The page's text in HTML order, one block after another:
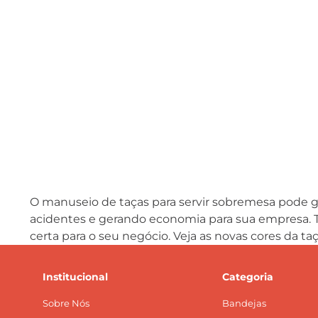
O manuseio de taças para servir sobremesa pode
acidentes e gerando economia para sua empresa.
certa para o seu negócio. Veja as novas cores da
Institucional
Sobre Nós
Categoria
Bandejas